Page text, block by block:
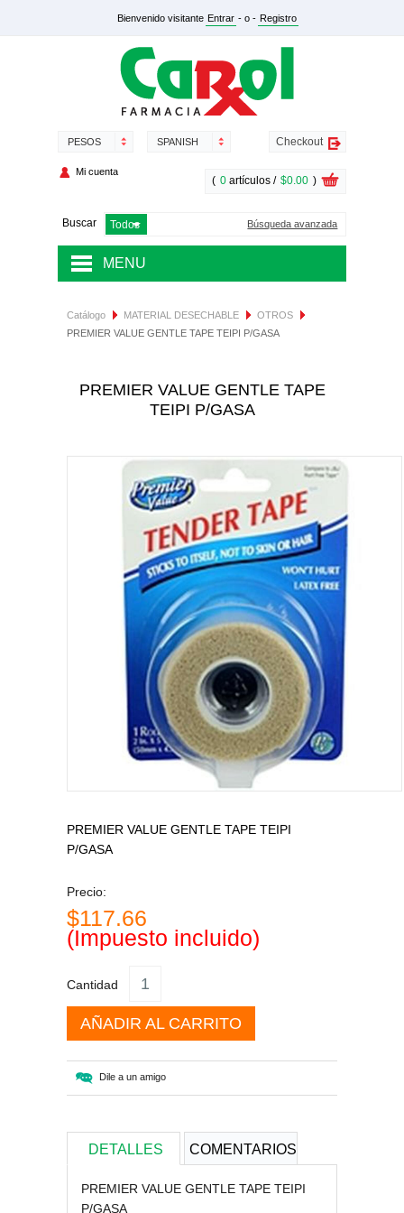
Bienvenido visitante Entrar - o - Registro
SPANISH
PESOS
Mi cuenta
Buscar Búsqueda avanzada
( 0 artículos / $0.00 )
Checkout
MENU
SALUD Y NUTRICIÓN
CUIDADO PERSONAL
TODAS LAS CATEGORÍAS
Catálogo MATERIAL DESECHABLE
OTROS
PREMIER VALUE GENTLE TAPE TEIPI P/GASA
PREMIER VALUE GENTLE TAPE
TEIPI P/GASA
PREMIER VALUE GENTLE TAPE TEIPI
P/GASA
Precio:
$117.66
(Impuesto incluido)
Cantidad
AÑADIR AL CARRITO
Dile a un amigo
DETALLES COMENTARIOS
PREMIER VALUE GENTLE TAPE TEIPI
P/GASA